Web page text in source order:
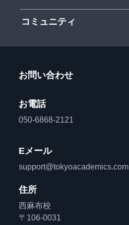
コミュニティ
お問い合わせ
お電話
050-6868-2121
Eメール
support@tokyoacademics.com
住所
西麻布校
〒106-0031